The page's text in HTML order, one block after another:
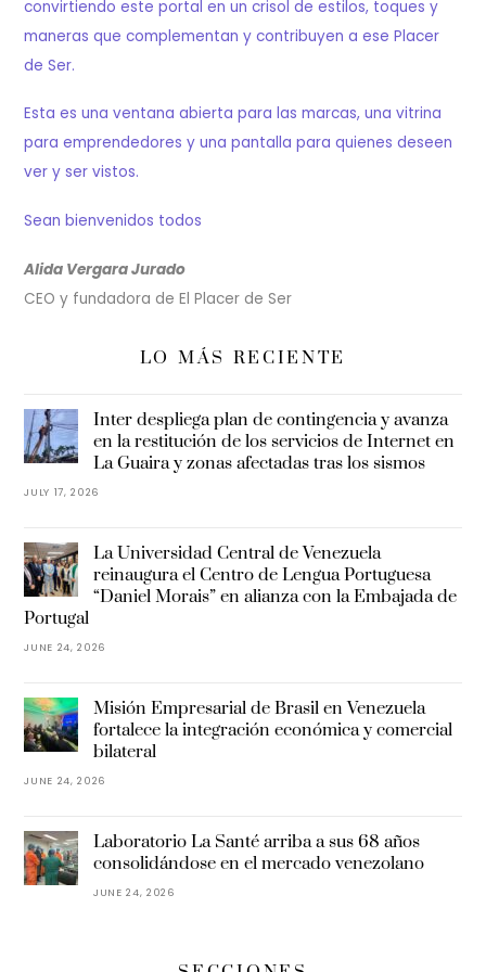
convirtiendo este portal en un crisol de estilos, toques y
maneras que complementan y contribuyen a ese Placer
de Ser.
Esta es una ventana abierta para las marcas, una vitrina
para emprendedores y una pantalla para quienes deseen
ver y ser vistos.
Sean bienvenidos todos
Alida Vergara Jurado
CEO y fundadora de El Placer de Ser
LO MÁS RECIENTE
Inter despliega plan de contingencia y avanza
en la restitución de los servicios de Internet en
La Guaira y zonas afectadas tras los sismos
JULY 17, 2026
La Universidad Central de Venezuela
reinaugura el Centro de Lengua Portuguesa
“Daniel Morais” en alianza con la Embajada de
Portugal
JUNE 24, 2026
Misión Empresarial de Brasil en Venezuela
fortalece la integración económica y comercial
bilateral
JUNE 24, 2026
Laboratorio La Santé arriba a sus 68 años
consolidándose en el mercado venezolano
JUNE 24, 2026